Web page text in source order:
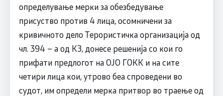
определување мерки за обезбедување
присуство против 4 лица, осомничени за
кривичното дело Терористичка организација од
чл. 394 – а од КЗ, донесе решенија со кои го
прифати предлогот на ОЈО ГОКК и на сите
четири лица кои, утрово беа спроведени во
судот, им определи мерка притвор во траење од